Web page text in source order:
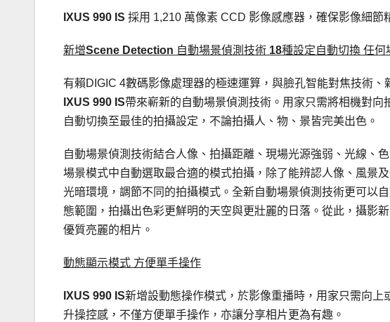
IXUS 990 IS 採用 1,210 萬像素 CCD 影像感應器，確保影像細
新增Scene Detection 自動場景偵測技術 18種設定自動切換 任何
有賴DIGIC 4數碼影像處理器的極速運算，與臉孔智能對焦技術
IXUS 990 IS帶來嶄新的自動場景偵測技術。用家只需將相機對
自動切換至最佳的拍攝設定，不論拍攝人、物、景皆完美出色。
自動場景偵測技術結合人像、拍攝距離、現場光源強弱、光線、
場景模式中自動選取最合適的模式拍攝，除了能辨認人像、風景
光暗環境，調節不同的拍攝模式。全新自動場景偵測技術更可以
態範圍，拍攝出色彩更鮮明的天空與更壯麗的日落。從此，攝影
優質亮麗的相片。
動態顯示模式 方便單手操作
IXUS 990 IS新增設動態操作模式，於影像重播時，用家只需向
升操控感，不僅方便單手操作，亦讓分享相片更為有趣。